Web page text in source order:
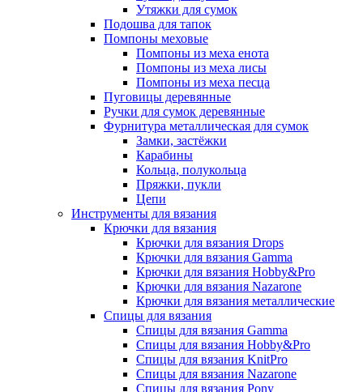
Утяжки для сумок
Подошва для тапок
Помпоны меховые
Помпоны из меха енота
Помпоны из меха лисы
Помпоны из меха песца
Пуговицы деревянные
Ручки для сумок деревянные
Фурнитура металлическая для сумок
Замки, застёжки
Карабины
Кольца, полукольца
Пряжки, пукли
Цепи
Инструменты для вязания
Крючки для вязания
Крючки для вязания Drops
Крючки для вязания Gamma
Крючки для вязания Hobby&Pro
Крючки для вязания Nazarone
Крючки для вязания металлические
Спицы для вязания
Спицы для вязания Gamma
Спицы для вязания Hobby&Pro
Спицы для вязания KnitPro
Спицы для вязания Nazarone
Спицы для вязания Pony